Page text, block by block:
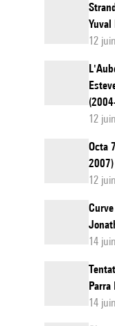
12
12
Octa
2007)
12
14
Parra
14